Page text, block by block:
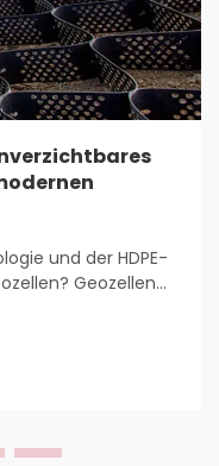
und der HDPE-
Geozellen
Verstärkung von
schätzen